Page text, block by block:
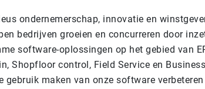
ondernemerschap, innovatie en
bedrijven groeien en concurreren door
software-oplossingen op het gebied van
Shopfloor control, Field Service en
gebruik maken van onze software